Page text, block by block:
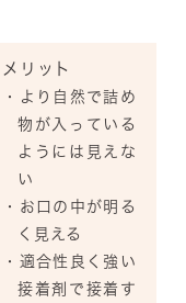
メリット
・より自然で詰め
物が入っている
ようには見えな
い
・お口の中が明る
く見える
・適合性良く強い
接着剤で接着す